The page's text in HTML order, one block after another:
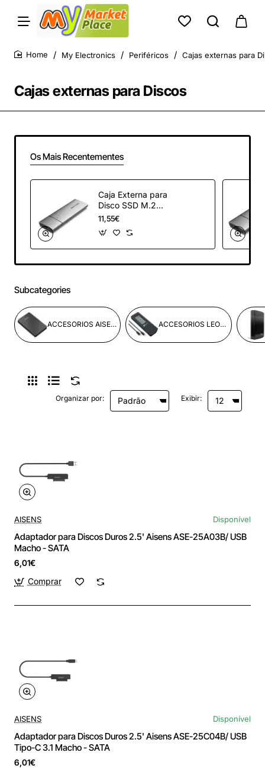
Cajas externas para Discos
My Electronics Periféricos Cajas externas para
Os Mais Recentementes
Caja Externa para
Disco SSD M.2
SATA Vention
KPFH0/ USB 3.1/ Sin
tornillos
11,55€
Subcategories
ACCESORIOS AISENS ACCESORIOS LEOTEC
Organizar por: Exibir:
AISENS Disponível
Adaptador para Discos Duros 2.5' Aisens ASE-25A03B/ USB
Macho - SATA
6,01€
Comprar
AISENS Disponível
Adaptador para Discos Duros 2.5' Aisens ASE-25C04B/ USB
Tipo-C 3.1 Macho - SATA
6,01€